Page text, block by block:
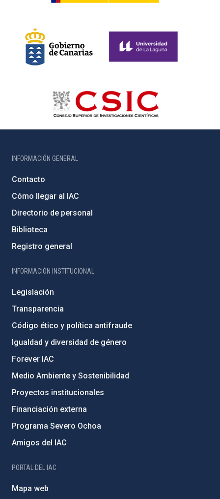
INFORMACIÓN GENERAL
Contacto
Cómo llegar al IAC
Directorio de personal
Biblioteca
Registro general
INFORMACIÓN INSTITUCIONAL
Legislación
Transparencia
Código ético y política antifraude
Igualdad y diversidad de género
Forever IAC
Medio Ambiente y Sostenibilidad
Proyectos institucionales
Financiación externa
Programa Severo Ochoa
Amigos del IAC
PORTAL DEL IAC
Mapa web